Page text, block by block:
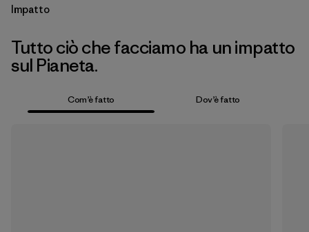
Impatto
Tutto ciò che facciamo ha un impatto
sul Pianeta.
Com’è fatto Dov’è fatto